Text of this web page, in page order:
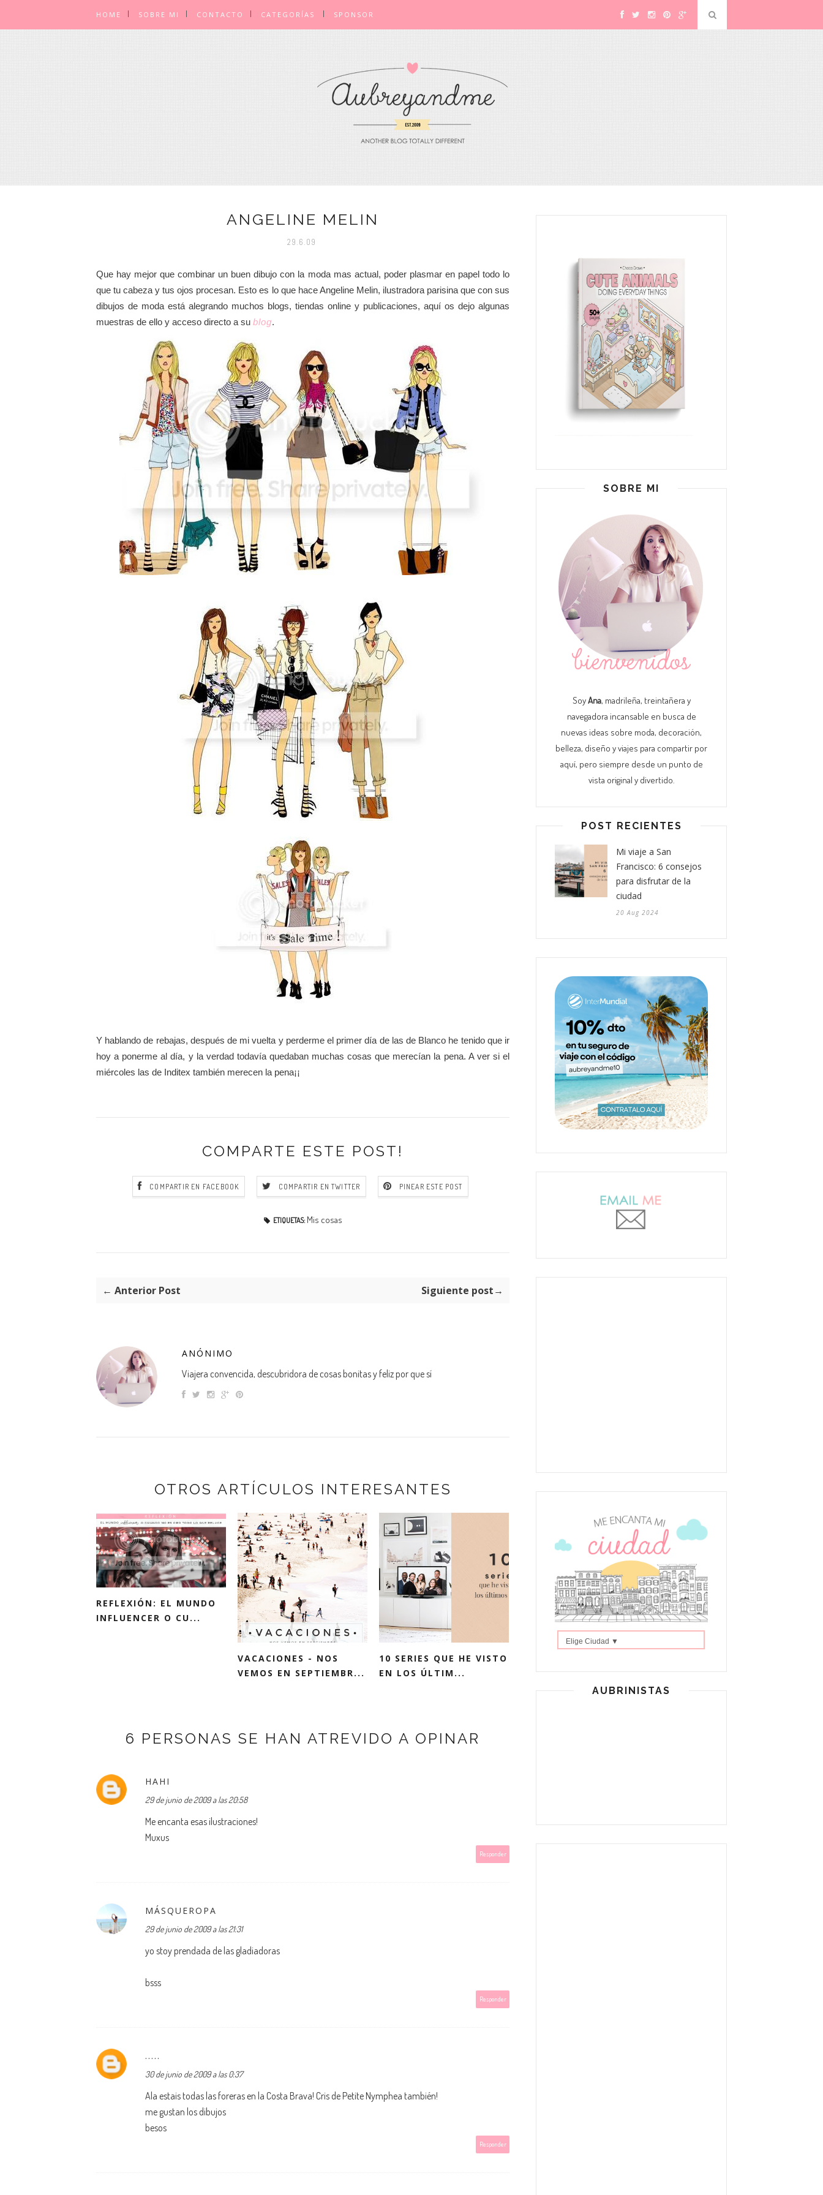
HOME SOBRE MI CONTACTO CATEGORÍAS SPONSOR
ANGELINE MELIN
29.6.09
Que hay mejor que combinar un buen dibujo con la moda mas actual, poder plasmar en papel todo lo
que tu cabeza y tus ojos procesan. Esto es lo que hace Angeline Melin, ilustradora parisina que con sus
dibujos de moda está alegrando muchos blogs, tiendas online y publicaciones, aquí os dejo algunas
muestras de ello y acceso directo a su blog.
Y hablando de rebajas, después de mi vuelta y perderme el primer día de las de Blanco he tenido que ir
hoy a ponerme al día, y la verdad todavía quedaban muchas cosas que merecían la pena. A ver si el
miércoles las de Inditex también merecen la pena¡¡
COMPARTE ESTE POST!
COMPARTIR EN FACEBOOK COMPARTIR EN TWITTER PINEAR ESTE POST
ETIQUETAS: Mis cosas
← Anterior Post Siguiente post→
ANÓNIMO
Viajera convencida, descubridora de cosas bonitas y feliz por que sí
OTROS ARTÍCULOS INTERESANTES
REFLEXIÓN: EL MUNDO
INFLUENCER O CU...
VACACIONES - NOS
VEMOS EN SEPTIEMBR...
10 SERIES QUE HE VISTO
EN LOS ÚLTIM...
6 PERSONAS SE HAN ATREVIDO A OPINAR
HAHI
29 de junio de 2009 a las 20:58
Me encanta esas ilustraciones!
Muxus
Responder
MÁSQUEROPA
29 de junio de 2009 a las 21:31
yo stoy prendada de las gladiadoras
bsss
Responder
.....
30 de junio de 2009 a las 0:37
Ala estais todas las foreras en la Costa Brava! Cris de Petite Nymphea también!
me gustan los dibujos
besos
Responder
SOBRE MI
SoyAna, madrileña, treintañera y
navegadora incansable en busca de
nuevas ideas sobre moda, decoración,
belleza, diseño y viajes para compartir por
aquí, pero siempre desde un punto de
vista original y divertido.
POST RECIENTES
Mi viaje a San
Francisco: 6 consejos
para disfrutar de la
ciudad
20 Aug 2024
Elige Ciudad ▼
AUBRINISTAS